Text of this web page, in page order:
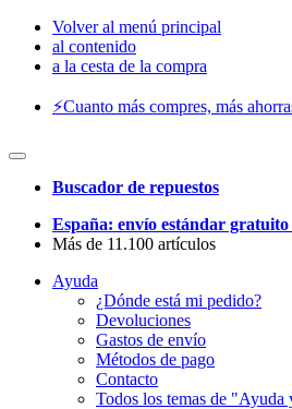
Volver al menú principal
al contenido
a la cesta de la compra
⚡️Cuanto más compres, más
Buscador de repuestos
España: envío estándar gratuito
Más de 11.100 artículos
Ayuda
¿Dónde está mi pedido?
Devoluciones
Gastos de envío
Métodos de pago
Contacto
Todos los temas de "Ayuda